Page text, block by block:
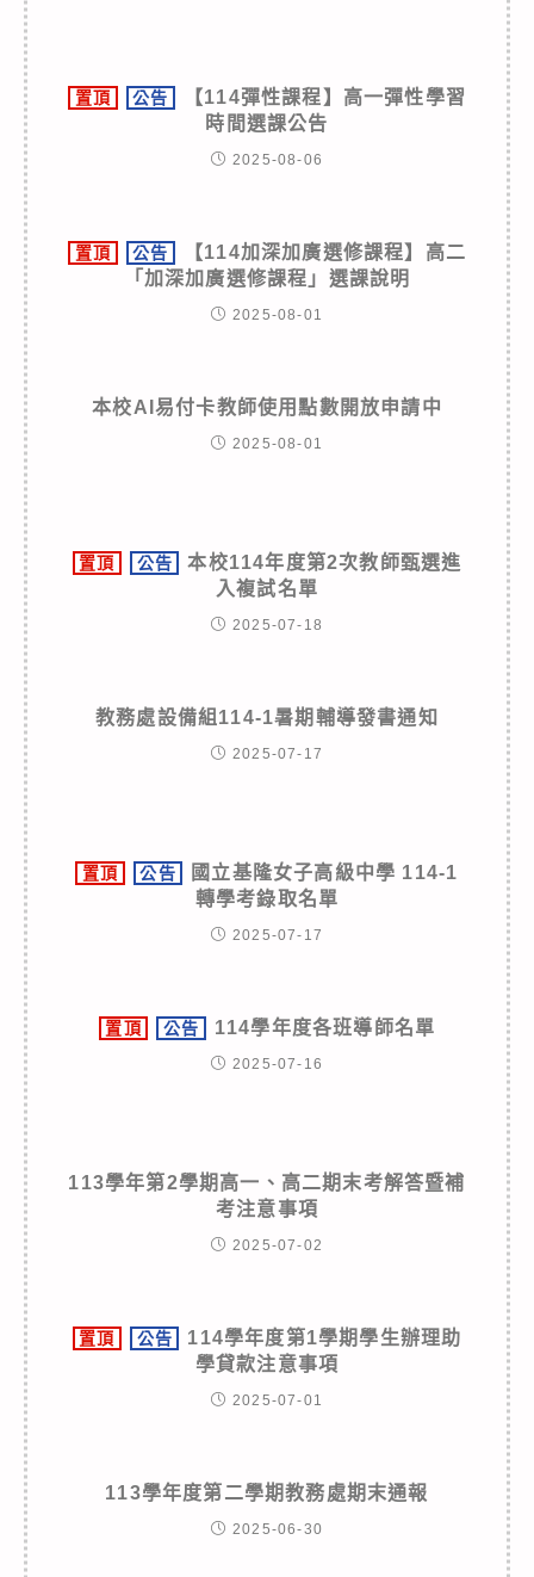
置頂 公告
【114彈性課程】高一彈性學習
時間選課公告
2025-08-06
置頂 公告
【114加深加廣選修課程】高二
「加深加廣選修課程」選課說明
2025-08-01
本校AI易付卡教師使用點數開放申請中
2025-08-01
置頂 公告
本校114年度第2次教師甄選進
入複試名單
2025-07-18
教務處設備組114-1暑期輔導發書通知
2025-07-17
置頂 公告
國立基隆女子高級中學 114-1
轉學考錄取名單
2025-07-17
置頂 公告 114學年度各班導師名單
2025-07-16
113學年第2學期高一、高二期末考解答暨補
考注意事項
2025-07-02
置頂 公告
114學年度第1學期學生辦理助
學貸款注意事項
2025-07-01
113學年度第二學期教務處期末通報
2025-06-30